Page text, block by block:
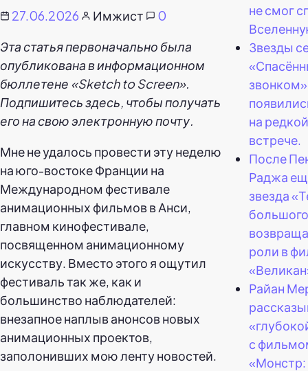
27.06.2026 Имжист
0
Эта статья первоначально была
опубликована в информационном
бюллетене «Sketch to Screen».
Подпишитесь здесь, чтобы получать
его на свою электронную почту.
Мне не удалось провести эту неделю
на юго-востоке Франции на
Международном фестивале
анимационных фильмов в Анси,
главном кинофестивале,
посвященном анимационному
искусству. Вместо этого я ощутил
фестиваль так же, как и
большинство наблюдателей:
внезапное наплыв анонсов новых
анимационных проектов,
заполонивших мою ленту новостей.
не смог
Звезды
звонком»
на редкой
встрече.
После
Раджа
звезда
роли в
Райан
с